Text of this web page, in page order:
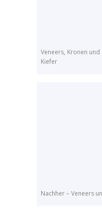
Veneers, Kronen
Kiefer
Nachher – Veneers